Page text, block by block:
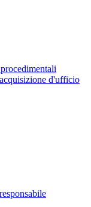
d'ufficio